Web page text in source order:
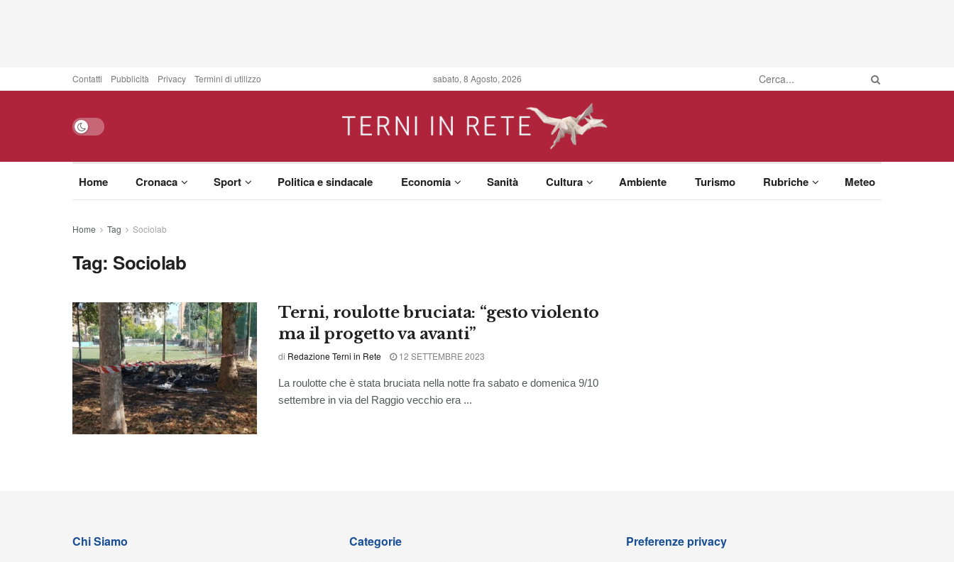
Contatti Pubblicità Privacy Termini di utilizzo sabato, 8 Agosto, 2026
Home Cronaca Sport Politica e sindacale Economia Sanità Cultura Ambiente Turismo Rubriche Meteo
Home Tag Sociolab
Tag: Sociolab
Terni, roulotte bruciata: “gesto violento
ma il progetto va avanti”
di Redazione Terni in Rete 12 SETTEMBRE 2023
La roulotte che è stata bruciata nella notte fra sabato e domenica 9/10
settembre in via del Raggio vecchio era ...
Chi Siamo Categorie Preferenze privacy